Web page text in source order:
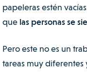
papeleras estén
que las personas se
Pero este no es un
tareas muy diferentes